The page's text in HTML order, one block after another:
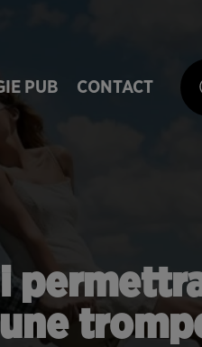
PUB CONTACT